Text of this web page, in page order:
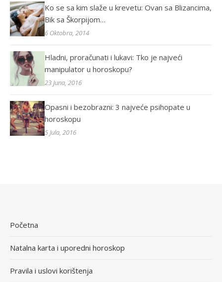
Ko se sa kim slaže u krevetu: Ovan sa Blizancima,
Bik sa Škorpijom…
6 Oktobra, 2014
Hladni, proračunati i lukavi: Tko je najveći
manipulator u horoskopu?
23 Juna, 2016
Opasni i bezobrazni: 3 najveće psihopate u
horoskopu
5 Jula, 2016
Početna
Natalna karta i uporedni horoskop
Pravila i uslovi korištenja